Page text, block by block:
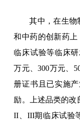
其中，在生物
和中药的创新药
临床试验等临床
万元、300万元、
册证书且已实施
励。上述品类的改
II、III期临床试验